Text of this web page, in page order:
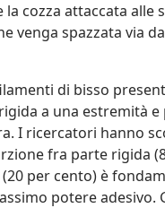
la cozza attaccata alle
venga spazzata via
di bisso
a una estremità e
I ricercatori hanno
fra parte rigida
per cento) è
potere adesivo.